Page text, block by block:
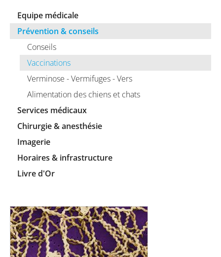
Equipe médicale
Prévention & conseils
Conseils
Vaccinations
Verminose - Vermifuges - Vers
Alimentation des chiens et chats
Services médicaux
Chirurgie & anesthésie
Imagerie
Horaires & infrastructure
Livre d'Or